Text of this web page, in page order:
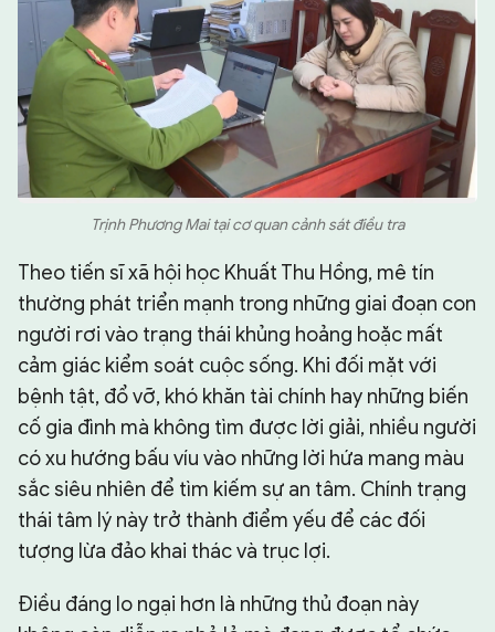
Trịnh Phương Mai tại cơ quan cảnh sát điều tra
Theo tiến sĩ xã hội học Khuất Thu Hồng, mê tín
thường phát triển mạnh trong những giai đoạn con
người rơi vào trạng thái khủng hoảng hoặc mất
cảm giác kiểm soát cuộc sống. Khi đối mặt với
bệnh tật, đổ vỡ, khó khăn tài chính hay những biến
cố gia đình mà không tìm được lời giải, nhiều người
có xu hướng bấu víu vào những lời hứa mang màu
sắc siêu nhiên để tìm kiếm sự an tâm. Chính trạng
thái tâm lý này trở thành điểm yếu để các đối
tượng lừa đảo khai thác và trục lợi.
Điều đáng lo ngại hơn là những thủ đoạn này